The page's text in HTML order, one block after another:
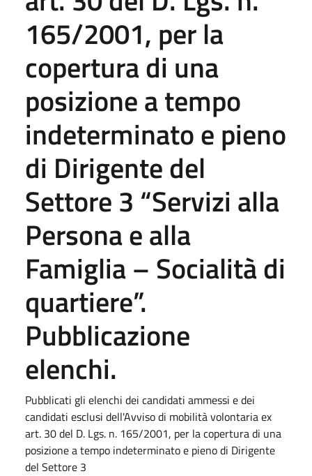
165/2001, per la
copertura di una
posizione a tempo
indeterminato e pieno
di Dirigente del
Settore 3 “Servizi alla
Persona e alla
Famiglia – Socialità di
quartiere”.
Pubblicazione
elenchi.
Pubblicati gli elenchi dei candidati ammessi e dei
candidati esclusi dell'Avviso di mobilità volontaria ex
art. 30 del D. Lgs. n. 165/2001, per la copertura di una
posizione a tempo indeterminato e pieno di Dirigente
del Settore 3